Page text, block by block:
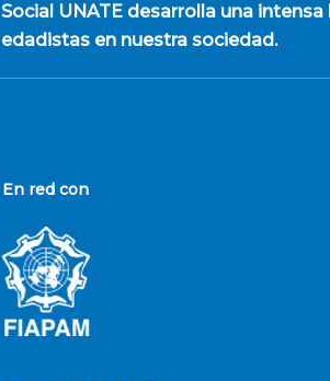
Social UNATE desarrolla una
edadistas en nuestra sociedad.
En red con